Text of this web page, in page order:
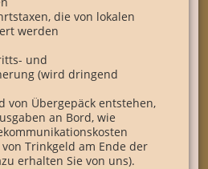
die von lokalen
werden
und
(wird dringend
von Übergepäck entstehen,
an Bord, wie
Trinkgeld am Ende der
erhalten Sie von uns).